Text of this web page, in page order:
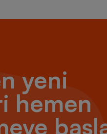
yeni
hemen